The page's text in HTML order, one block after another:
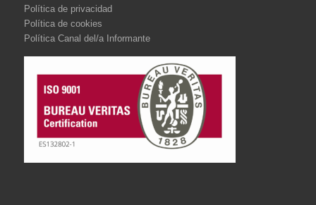
Política de privacidad
Política de cookies
Política Canal del/a Informante